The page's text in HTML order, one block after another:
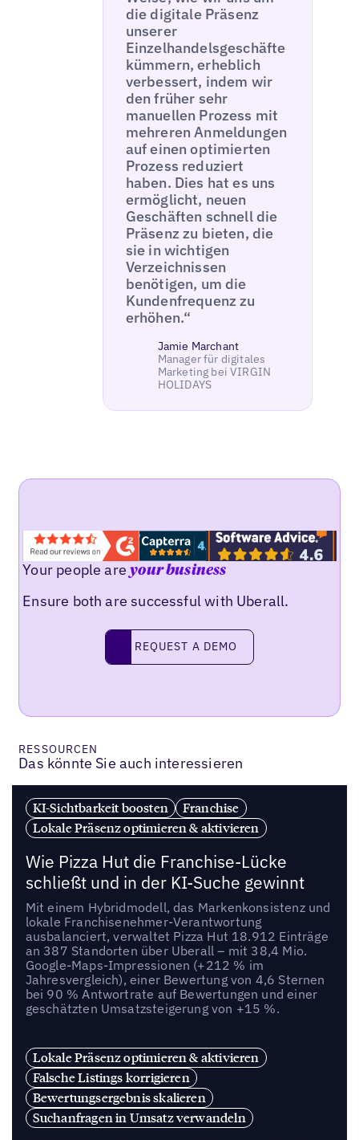
die digitale Präsenz
unserer
Einzelhandelsgeschäfte
kümmern, erheblich
verbessert, indem wir
den früher sehr
manuellen Prozess mit
mehreren Anmeldungen
auf einen optimierten
Prozess reduziert
haben. Dies hat es uns
ermöglicht, neuen
Geschäften schnell die
Präsenz zu bieten, die
sie in wichtigen
Verzeichnissen
benötigen, um die
Kundenfrequenz zu
erhöhen.“
Jamie Marchant
Manager für digitales
Marketing bei VIRGIN
HOLIDAYS
Your people areyour business
Ensure both are successful with Uberall.
request a demo
REQUEST A DEMO
RESSOURCEN
Das könnte Sie auch interessieren
KI-Sichtbarkeit boosten
Franchise
Lokale Präsenz optimieren & aktivieren
Wie Pizza Hut die Franchise-Lücke
schließt und in der KI-Suche gewinnt
Mit einem Hybridmodell, das Markenkonsistenz und
lokale Franchisenehmer-Verantwortung
ausbalanciert, verwaltet Pizza Hut 18.912 Einträge
an 387 Standorten über Uberall – mit 38,4 Mio.
Google-Maps-Impressionen (+212 % im
Jahresvergleich), einer Bewertung von 4,6 Sternen
bei 90 % Antwortrate auf Bewertungen und einer
geschätzten Umsatzsteigerung von +15 %.
Lokale Präsenz optimieren & aktivieren
Falsche Listings korrigieren
Bewertungsergebnis skalieren
Suchanfragen in Umsatz verwandeln